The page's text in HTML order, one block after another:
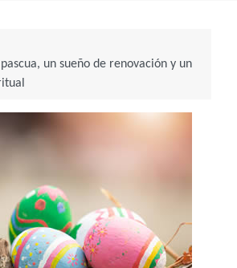
un sueño de renovación y un